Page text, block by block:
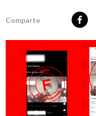
Comparte